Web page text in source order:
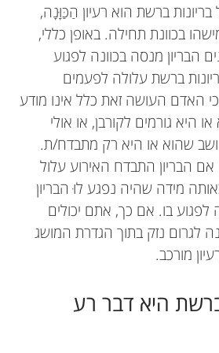
ברשת הוא רעיון הַכַּוָּנָה,
בכוונת תחילה. באופן כללי,
הבריון מנסה בכוונה לפגוע
ברשת עלולה לפעמים
האדם העושה זאת כלל אינו מודע
היא גורמים לקורבן, או אולי
שהוא או היא רק מתבדח/ת.
הבריון התבדח האירוע עלול
מידה שהיה נפגע לוּ הבריון
לפגוע בו. אם כך, אתם יכולים
לגרום נזק בתוך הגדרת המושג
מורכב.
היא דבר רע